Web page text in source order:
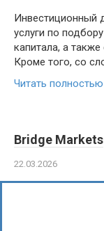
Инвестиционный
услуги по
капитала, а
Кроме того, со
Читать полностью
Bridge Markets
22.03.2026